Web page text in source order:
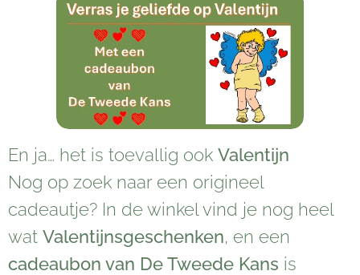
En ja… het is toevallig ook Valentijn
Nog op zoek naar een origineel
cadeautje? In de winkel vind je nog heel
wat Valentijnsgeschenken, en een
cadeaubon van De Tweede Kans is